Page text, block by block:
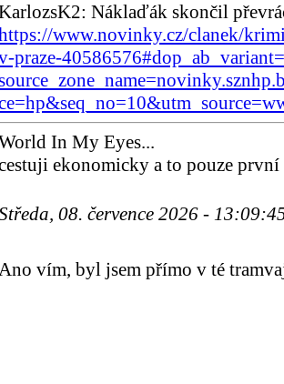
Náklaďák skončil
www.novinky.cz/clanek/
praze-
In My Eyes...
ekonomicky a to pouze
08. července 2026 -
vím, byl jsem přímo v té